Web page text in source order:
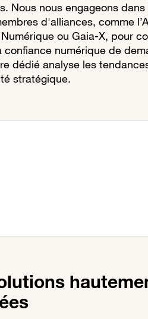
Nous nous engageons dans
d'alliances, comme
ou Gaia-X, pour
confiance numérique de
dédié analyse les
stratégique.